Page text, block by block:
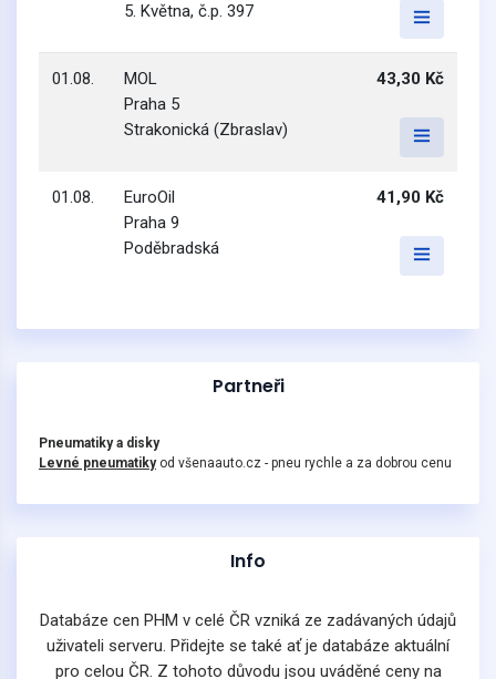
5. Května, č.p. 397
01.08.
MOL
Praha 5
Strakonická (Zbraslav)
43,30 Kč
01.08.
EuroOil
Praha 9
Poděbradská
41,90 Kč
Partneři
Pneumatiky a disky
Levné pneumatikyod všenaauto.cz - pneu rychle a za dobrou cenu
Info
Databáze cen PHM v celé ČR vzniká ze zadávaných údajů
uživateli serveru. Přidejte se také ať je databáze aktuální
pro celou ČR. Z tohoto důvodu jsou uváděné ceny na